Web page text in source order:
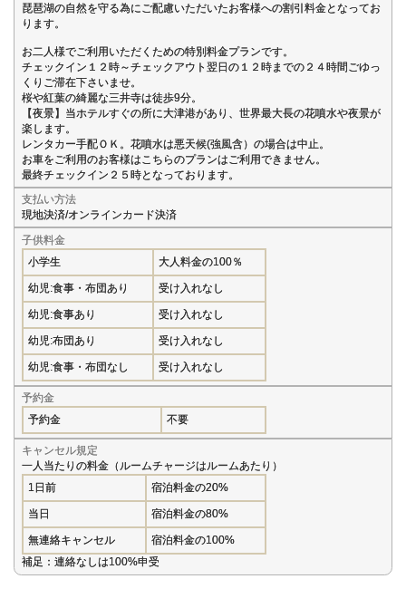
琵琶湖の自然を守る為にご配慮いただいたお客様への割引料金となってお
ります。
お二人様でご利用いただくための特別料金プランです。
チェックイン１２時～チェックアウト翌日の１２時までの２４時間ごゆっ
くりご滞在下さいませ。
桜や紅葉の綺麗な三井寺は徒歩9分。
【夜景】当ホテルすぐの所に大津港があり、世界最大長の花噴水や夜景が
楽します。
レンタカー手配ＯＫ。花噴水は悪天候(強風含）の場合は中止。
お車をご利用のお客様はこちらのプランはご利用できません。
最終チェックイン２５時となっております。
支払い方法
現地決済/オンラインカード決済
子供料金
小学生
大人料金の100％
幼児:食事・布団あり 受け入れなし
幼児:食事あり 受け入れなし
幼児:布団あり 受け入れなし
幼児:食事・布団なし 受け入れなし
予約金
予約金
不要
キャンセル規定
一人当たりの料金（ルームチャージはルームあたり）
1日前
宿泊料金の20%
当日 宿泊料金の80%
無連絡キャンセル
宿泊料金の100%
補足：連絡なしは100%申受